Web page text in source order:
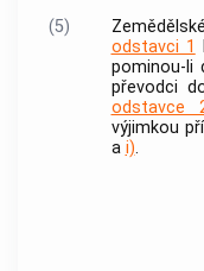
(5)
odstavci 1
pominou-li
převodci
odstavce
výjimkou
a i).